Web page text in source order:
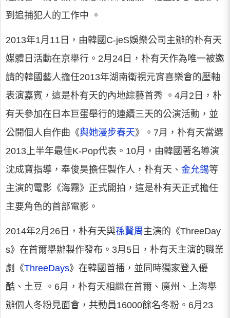
到追捕犯人的工作中 。
2013年1月11日，由韓國C-jeS娛樂公司主辦的朴有天
媒體日活動在京舉行。2月24日，朴有天作為唯一被邀
請的韓國藝人擔任2013年湖南衛視元宵喜樂會的壓軸
表演嘉賓，這是朴有天的內地綜藝首秀 。4月2日，朴
有天參加在日本巨蛋舉行的連續三天的公演活動，並
公開個人自作曲《與她漫步春天》。7月，朴有天當選
2013上半年最佳K-Pop代表。10月，由韓國著名導演
沈成寶指導，奉俊昊擔任製作人，朴有天、 金允錫等
主演的電影《海霧》正式開拍，這是朴有天正式擔任
主要角色的首部電影。
2014年2月26日，朴有天與孫賢周 主演的《ThreeDay
s》在首爾舉辦製作發布。3月5日，朴有天主演的職業
劇《ThreeDays》在韓國首播，並同時獨家登入優
酷、土豆 。6月，朴有天相繼在首爾、廣州、上海舉
辦個人冬粉見面會，共動員16000餘名冬粉。6月23